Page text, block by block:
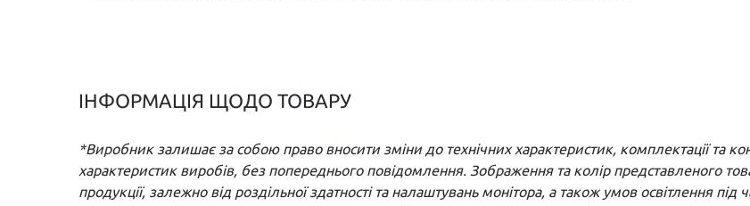
ІНФОРМАЦІЯ ЩОДО ТОВАРУ
*Виробник залишає за собою право вносити зміни до технічних характеристик, комплектації та
характеристик виробів, без попереднього повідомлення. Зображення та колір представленого
продукції, залежно від роздільної здатності та налаштувань монітора, а також умов освітлення